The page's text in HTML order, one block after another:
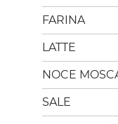
FARINA
LATTE
NOCE
SALE